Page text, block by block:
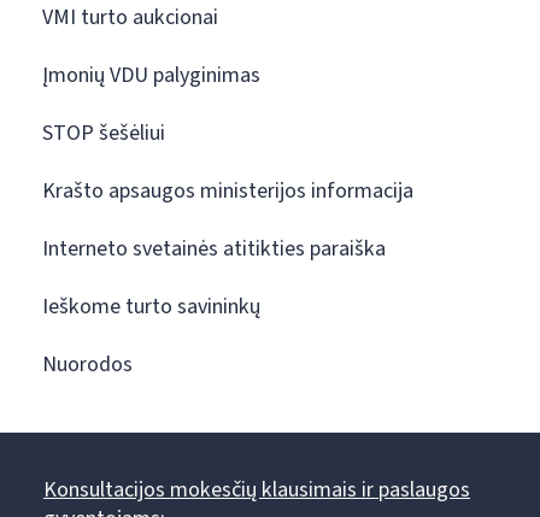
VMI turto aukcionai
Įmonių VDU palyginimas
STOP šešėliui
Krašto apsaugos ministerijos informacija
Interneto svetainės atitikties paraiška
Ieškome turto savininkų
Nuorodos
Konsultacijos mokesčių klausimais ir paslaugos